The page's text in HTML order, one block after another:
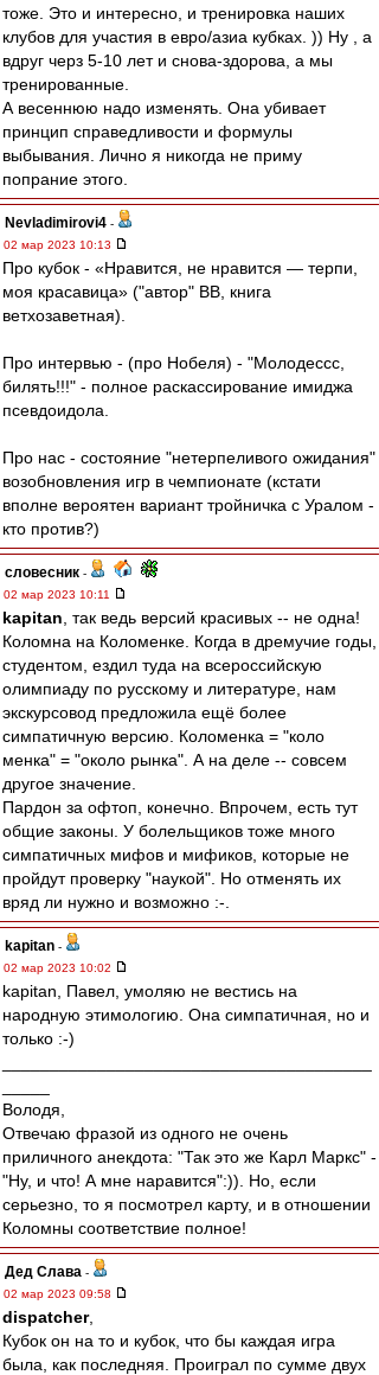
тоже. Это и интересно, и тренировка наших
клубов для участия в евро/азиа кубках. )) Ну , а
вдруг черз 5-10 лет и снова-здорова, а мы
тренированные.
А весеннюю надо изменять. Она убивает
принцип справедливости и формулы
выбывания. Лично я никогда не приму
попрание этого.
Nevladimirovi4 -
02 мар 2023 10:13
Про кубок - «Нравится, не нравится — терпи,
моя красавица» ("автор" ВВ, книга
ветхозаветная).
Про интервью - (про Нобеля) - "Молодессс,
билять!!!" - полное раскассирование имиджа
псевдоидола.
Про нас - состояние "нетерпеливого ожидания"
возобновления игр в чемпионате (кстати
вполне вероятен вариант тройничка с Уралом -
кто против?)
словесник -
02 мар 2023 10:11
kapitan , так ведь версий красивых -- не одна!
Коломна на Коломенке. Когда в дремучие годы,
студентом, ездил туда на всероссийскую
олимпиаду по русскому и литературе, нам
экскурсовод предложила ещё более
симпатичную версию. Коломенка = "коло
менка" = "около рынка". А на деле -- совсем
другое значение.
Пардон за офтоп, конечно. Впрочем, есть тут
общие законы. У болельщиков тоже много
симпатичных мифов и мификов, которые не
пройдут проверку "наукой". Но отменять их
вряд ли нужно и возможно :-.
kapitan -
02 мар 2023 10:02
kapitan, Павел, умоляю не вестись на
народную этимологию. Она симпатичная, но и
только :-)
Володя,
Отвечаю фразой из одного не очень
приличного анекдота: "Так это же Карл Маркс" -
"Ну, и что! А мне наравится":)). Но, если
серьезно, то я посмотрел карту, и в отношении
Коломны соответствие полное!
Дед Слава -
02 мар 2023 09:58
dispatcher,
Кубок он на то и кубок, что бы каждая игра
была, как последняя. Проиграл по сумме двух